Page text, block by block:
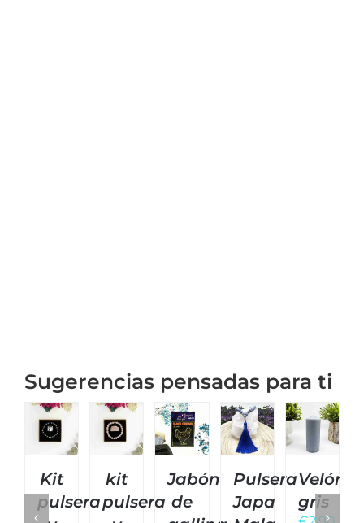
Sugerencias pensadas para ti
Kit
pulsera
kit
pulsera
Jabón
de
Pulsera
Japa
Velón
gris